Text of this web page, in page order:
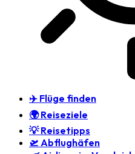
✈️ Flüge finden
🌍 Reiseziele
💡 Reisetipps
🛫 Abflughäfen